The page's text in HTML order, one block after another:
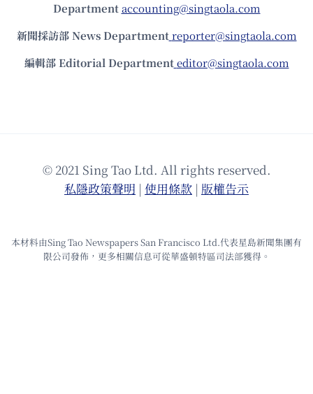
Department accounting@singtaola.com
新聞採訪部 News Department reporter@singtaola.com
編輯部 Editorial Department editor@singtaola.com
© 2021 Sing Tao Ltd. All rights reserved.
私隱政策聲明 | 使⽤條款 | 版權告⽰
本材料由Sing Tao Newspapers San Francisco Ltd.代表星島新聞集團有
限公司發佈，更多相關信息可從華盛頓特區司法部獲得。